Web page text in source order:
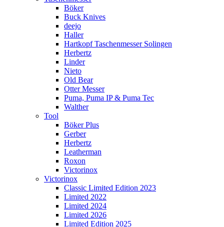
Böker
Buck Knives
deejo
Haller
Hartkopf Taschenmesser Solingen
Herbertz
Linder
Nieto
Old Bear
Otter Messer
Puma, Puma IP & Puma Tec
Walther
Tool
Böker Plus
Gerber
Herbertz
Leatherman
Roxon
Victorinox
Victorinox
Classic Limited Edition 2023
Limited 2022
Limited 2024
Limited 2026
Limited Edition 2025